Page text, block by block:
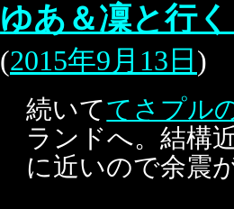
ゆあ＆凜と行
(2015年9月13日 )
続いててさプル
ランドへ。結構
に近いので余震